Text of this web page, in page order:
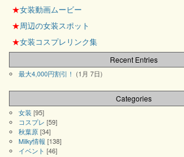
★女装動画ムービー
★周辺の女装スポット
★女装コスプレリンク集
Recent Entries
最大4,000円割引！ (1月 7日)
Categories
女装 [95]
コスプレ [59]
秋葉原 [34]
Milky情報 [138]
イベント [46]